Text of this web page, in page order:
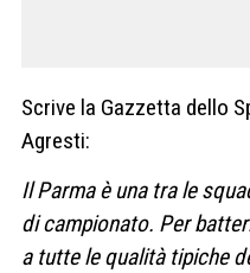
Scrive la Gazzetta dello
Agresti:
Il Parma è una tra le
di campionato. Per
a tutte le qualità tipiche